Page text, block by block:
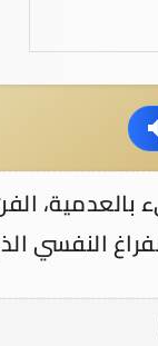
الفن
النفسي